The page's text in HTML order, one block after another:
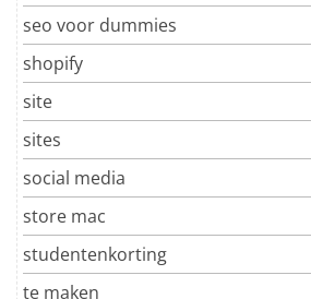
seo voor dummies
shopify
site
sites
social media
store mac
studentenkorting
te maken